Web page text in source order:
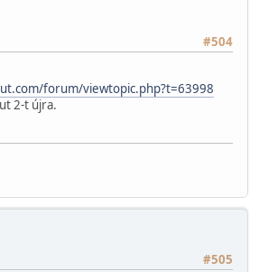
#504
forum/viewtopic.php?t=63998
2-t újra.
#505